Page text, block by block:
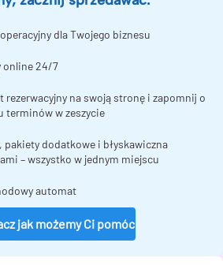
dla Twojego biznesu
online 24/7
rezerwacyjny na swoją stronę i zapomnij o
terminów w zeszycie
pakiety dodatkowe i błyskawiczna
– wszystko w jednym miejscu
automat
jak możemy Ci pomóc